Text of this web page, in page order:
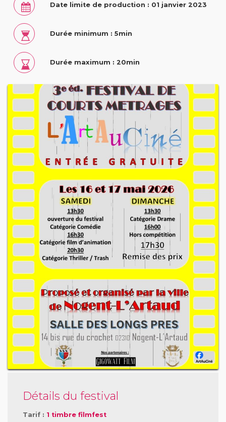
Détails du festival
Tarif : 1 timbre filmfest
Date limite de production : 01 janvier 2023
Durée minimum : 5min
Durée maximum : 20min